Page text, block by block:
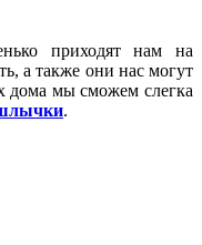
приходят нам на
а также они нас могут
дома мы сможем слегка
.